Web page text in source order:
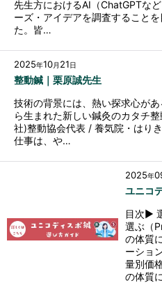
先生方におけるAI（ChatGPTな
ーズ・アイデアを調査すること
た。皆…
2025年10月 21日
整動鍼｜栗原誠先生
技術の背景には、熱い探求心が
ら生まれた新しい鍼灸のカタチ
社)整動協会代表 / 養気院・はり
仕事は、や…
2025年
ユニコ
目次▶
選ぶ（
の体質
ーショ
量別価
の体質